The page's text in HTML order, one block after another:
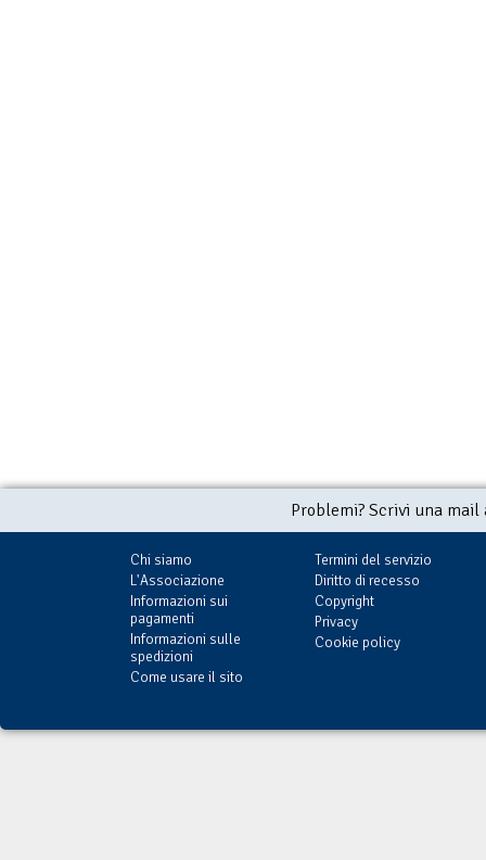
Problemi? Scrivi una
Chi siamo
L'Associazione
Informazioni sui
pagamenti
Informazioni sulle
spedizioni
Come usare il sito
Termini del servizio
Diritto di recesso
Copyright
Privacy
Cookie policy